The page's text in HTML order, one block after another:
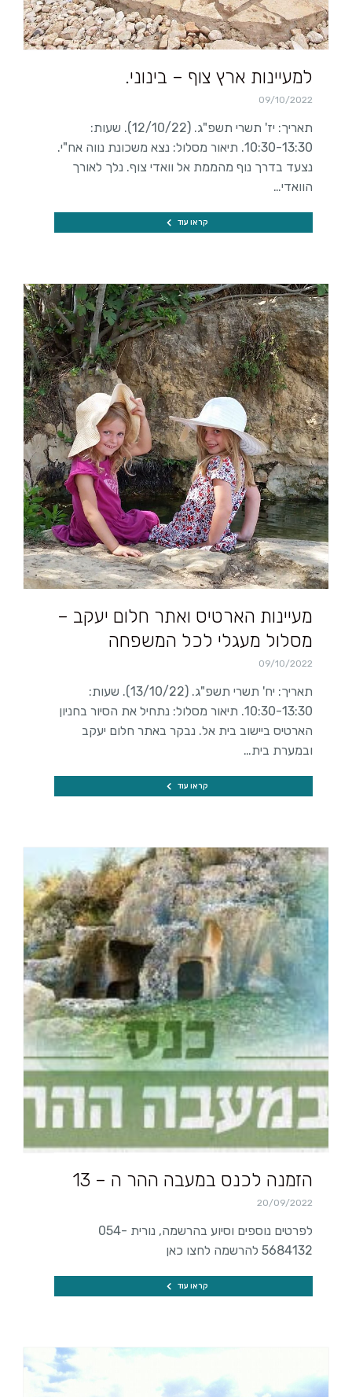
למעיינות ארץ צוף – בינוני.
09/10/2022
תאריך: יז' תשרי תשפ"ג. (12/10/22). שעות:
10:30-13:30. תיאור מסלול: נצא משכונת נווה אח"י.
נצעד בדרך נוף מהממת אל וואדי צוף. נלך לאורך
הוואדי…
קראו עוד
מעיינות הארטיס ואתר חלום יעקב –
מסלול מעגלי לכל המשפחה
09/10/2022
תאריך: יח' תשרי תשפ"ג. (13/10/22). שעות:
10:30-13:30. תיאור מסלול: נתחיל את הסיור בחניון
הארטיס ביישוב בית אל. נבקר באתר חלום יעקב
ובמערת בית…
קראו עוד
הזמנה לכנס במעבה ההר ה – 13
20/09/2022
לפרטים נוספים וסיוע בהרשמה, נורית 054-
5684132 להרשמה לחצו כאן
קראו עוד